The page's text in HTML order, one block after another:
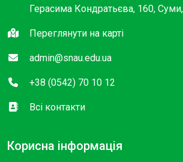
Герасима Кондратьєва, 160,
Переглянути на карті
admin@snau.edu.ua
+38 (0542) 70 10 12
Всі контакти
Корисна інформація